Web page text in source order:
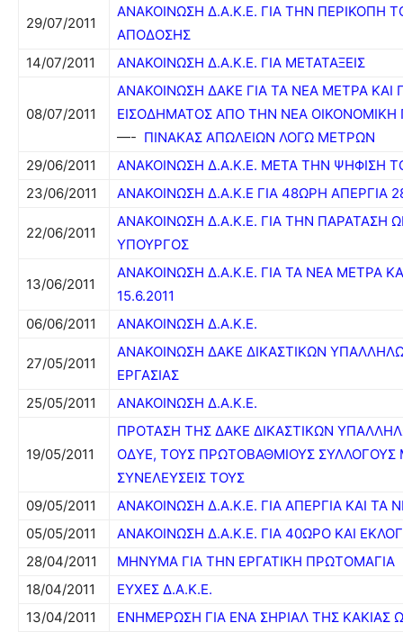
29/07/2011
ΑΝΑΚΟΙΝΩΣΗ Δ.Α.Κ.Ε. ΓΙΑ ΤΗΝ ΠΕΡΙΚΟΠΗ
ΑΠΟΔΟΣΗΣ
14/07/2011
ΑΝΑΚΟΙΝΩΣΗ Δ.Α.Κ.Ε. ΓΙΑ ΜΕΤΑΤΑΞΕΙΣ
08/07/2011
ΑΝΑΚΟΙΝΩΣΗ ΔΑΚΕ ΓΙΑ ΤΑ ΝΕΑ ΜΕΤΡΑ ΚΑΙ
ΕΙΣΟΔΗΜΑΤΟΣ ΑΠΟ ΤΗΝ ΝΕΑ ΟΙΚΟΝΟΜΙΚΗ
—- ΠΙΝΑΚΑΣ ΑΠΩΛΕΙΩΝ ΛΟΓΩ ΜΕΤΡΩΝ
29/06/2011
ΑΝΑΚΟΙΝΩΣΗ Δ.Α.Κ.Ε. ΜΕΤΑ ΤΗΝ ΨΗΦΙΣΗ
23/06/2011
ΑΝΑΚΟΙΝΩΣΗ Δ.Α.Κ.Ε ΓΙΑ 48ΩΡΗ ΑΠΕΡΓΙΑ
22/06/2011
ΑΝΑΚΟΙΝΩΣΗ Δ.Α.Κ.Ε. ΓΙΑ ΤΗΝ ΠΑΡΑΤΑΣΗ
ΥΠΟΥΡΓΟΣ
13/06/2011
ΑΝΑΚΟΙΝΩΣΗ Δ.Α.Κ.Ε. ΓΙΑ ΤΑ ΝΕΑ ΜΕΤΡΑ
15.6.2011
06/06/2011
ΑΝΑΚΟΙΝΩΣΗ Δ.Α.Κ.Ε.
27/05/2011
ΑΝΑΚΟΙΝΩΣΗ ΔΑΚΕ ΔΙΚΑΣΤΙΚΩΝ
ΕΡΓΑΣΙΑΣ
25/05/2011
ΑΝΑΚΟΙΝΩΣΗ Δ.Α.Κ.Ε.
19/05/2011
ΠΡΟΤΑΣΗ ΤΗΣ ΔΑΚΕ ΔΙΚΑΣΤΙΚΩΝ
ΟΔΥΕ, ΤΟΥΣ ΠΡΩΤΟΒΑΘΜΙΟΥΣ ΣΥΛΛΟΓΟΥΣ
ΣΥΝΕΛΕΥΣΕΙΣ ΤΟΥΣ
09/05/2011
ΑΝΑΚΟΙΝΩΣΗ Δ.Α.Κ.Ε. ΓΙΑ ΑΠΕΡΓΙΑ ΚΑΙ ΤΑ
05/05/2011
ΑΝΑΚΟΙΝΩΣΗ Δ.Α.Κ.Ε. ΓΙΑ 40ΩΡΟ ΚΑΙ
28/04/2011
ΜΗΝΥΜΑ ΓΙΑ ΤΗΝ ΕΡΓΑΤΙΚΗ ΠΡΩΤΟΜΑΓΙΑ
18/04/2011
ΕΥΧΕΣ Δ.Α.Κ.Ε.
13/04/2011
ΕΝΗΜΕΡΩΣΗ ΓΙΑ ΕΝΑ ΣΗΡΙΑΛ ΤΗΣ ΚΑΚΙΑΣ